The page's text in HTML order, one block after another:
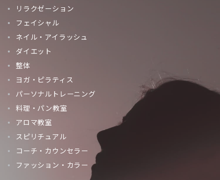
リラクゼーション
フェイシャル
ネイル・アイラッシュ
ダイエット
整体
ヨガ・ピラティス
パーソナルトレーニング
料理・パン教室
アロマ教室
スピリチュアル
コーチ・カウンセラー
ファッション・カラー